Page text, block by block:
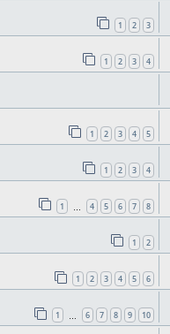
1 2 3
1 2 3 4
1 2 3 4 5
1 2 3 4
1 4 5 6 7 8
1 2
1 2 3 4 5 6
1 6 7 8 9 10